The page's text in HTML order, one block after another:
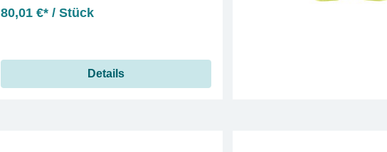
80,01 €* / Stück
Details